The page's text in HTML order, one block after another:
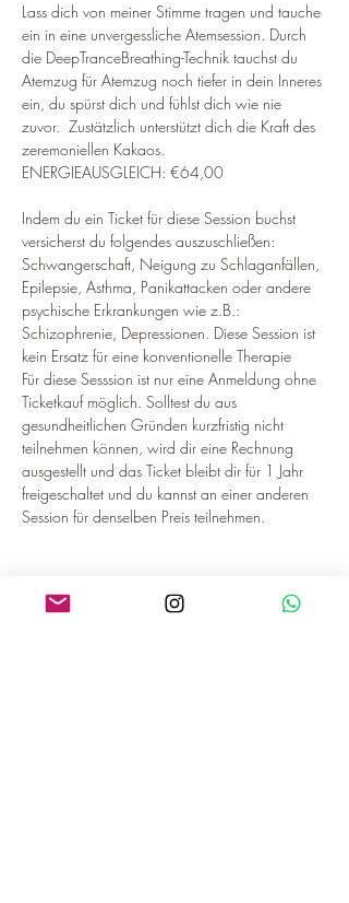
Lass dich von meiner Stimme tragen und tauche
ein in eine unvergessliche Atemsession. Durch
die DeepTranceBreathing-Technik tauchst du
Atemzug für Atemzug noch tiefer in dein Inneres
ein, du spürst dich und fühlst dich wie nie
zuvor.  Zustätzlich unterstützt dich die Kraft des
zeremoniellen Kakaos.
ENERGIEAUSGLEICH: €64,00
Indem du ein Ticket für diese Session buchst
versicherst du folgendes auszuschließen:
Schwangerschaft, Neigung zu Schlaganfällen,
Epilepsie, Asthma, Panikattacken oder andere
psychische Erkrankungen wie z.B.:
Schizophrenie, Depressionen. Diese Session ist
kein Ersatz für eine konventionelle Therapie
Für diese Sesssion ist nur eine Anmeldung ohne
Ticketkauf möglich. Solltest du aus
gesundheitlichen Gründen kurzfristig nicht
teilnehmen können, wird dir eine Rechnung
ausgestellt und das Ticket bleibt dir für 1 Jahr
freigeschaltet und du kannst an einer anderen
Session für denselben Preis teilnehmen.